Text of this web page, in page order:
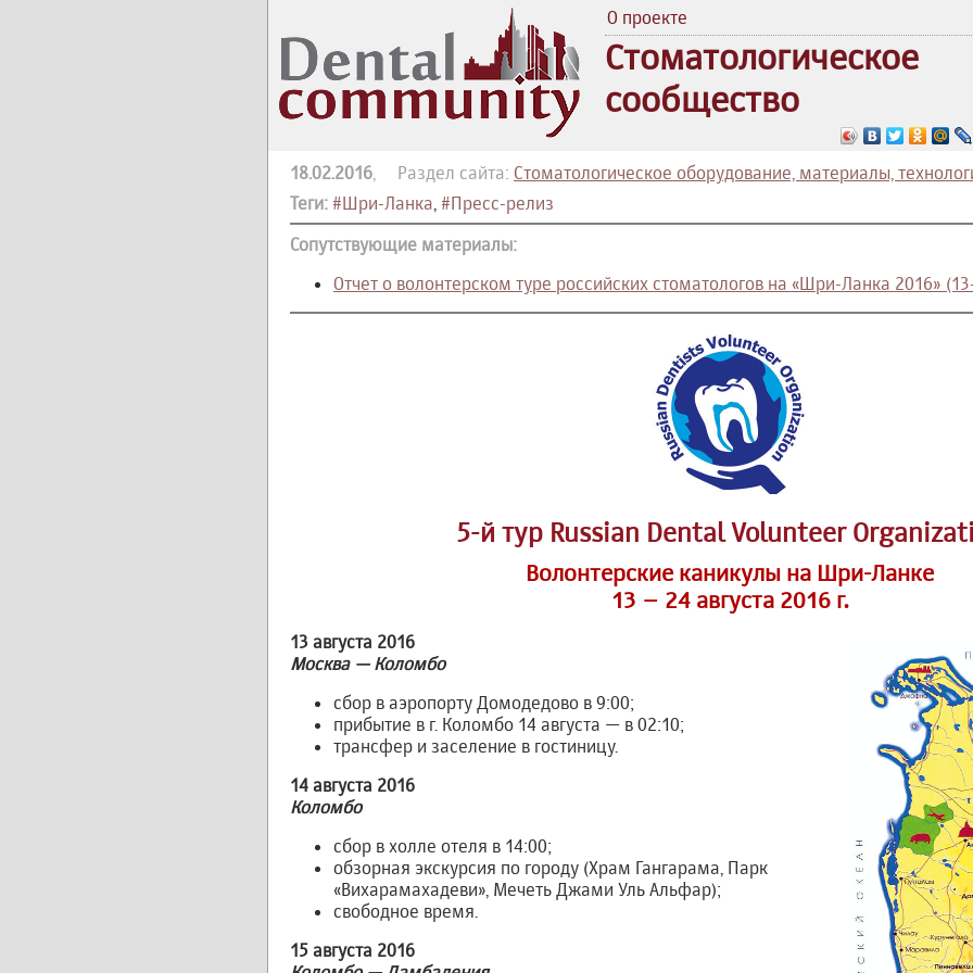
О проекте
Стоматологическое
сообщество
18.02.2016, Раздел сайта: Стоматологическое оборудование, материалы,
Теги: #Шри-Ланка, #Пресс-релиз
Сопутствующие материалы:
Отчет о волонтерском туре российских стоматологов на «Шри-Ланка 2016»
5-й тур Russian Dental Volunteer
Волонтерские каникулы на Шри-Ланке
13 – 24 августа 2016 г.
13 августа 2016
Москва — Коломбо
сбор в аэропорту Домодедово в 9:00;
прибытие в г. Коломбо 14 августа — в 02:10;
трансфер и заселение в гостиницу.
14 августа 2016
Коломбо
сбор в холле отеля в 14:00;
обзорная экскурсия по городу (Храм Гангарама, Парк
«Вихарамахадеви», Мечеть Джами Уль Альфар);
свободное время.
15 августа 2016